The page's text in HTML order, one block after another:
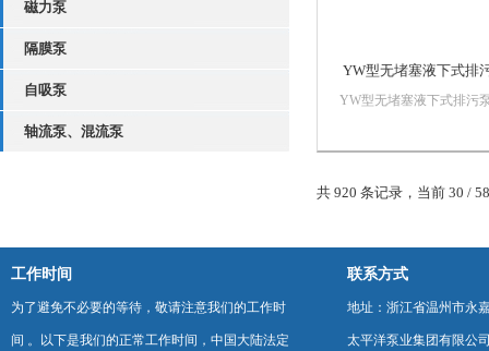
磁力泵
隔膜泵
自吸泵
轴流泵、混流泵
YW型无堵塞液下式排
YW型无堵塞液下式排污
比，该泵叶轮采用单流道
共 920 条记录，当前 30 /
工作时间
为了避免不必要的等待，敬请注意我们的工作时
间 。以下是我们的正常工作时间，中国大陆法定
联系方式
地址：浙江省温州市永
太平洋泵业集团有限公